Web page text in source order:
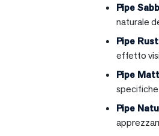
Pipe
naturale
Pipe
effetto
Pipe Matt
specifiche
Pipe